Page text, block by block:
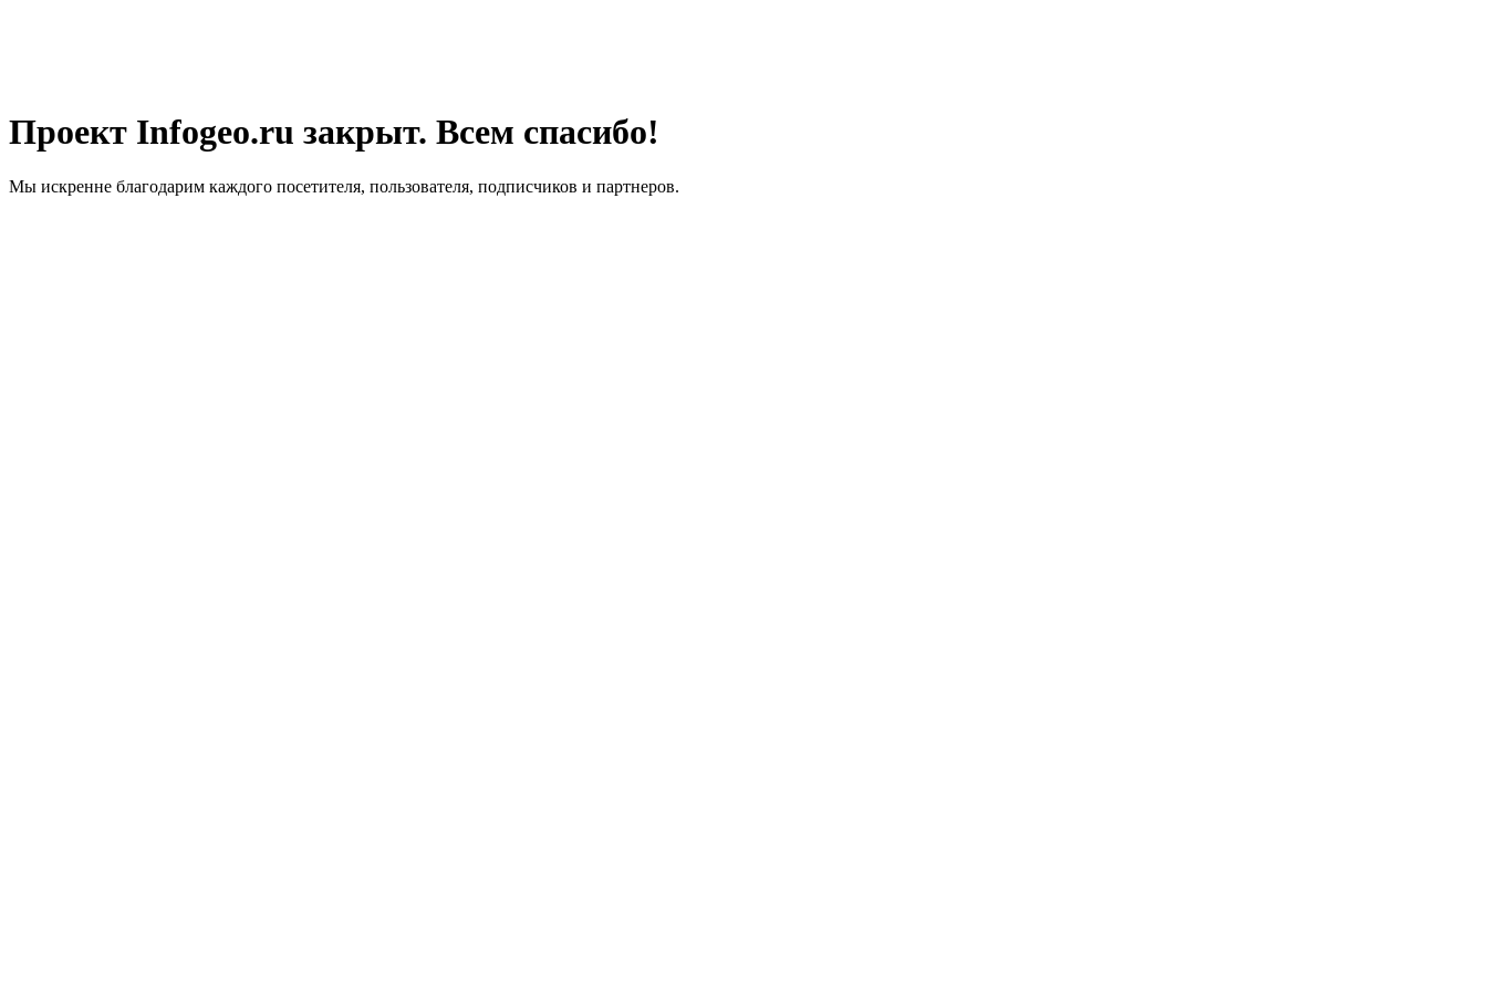
Проект Infogeo.ru закрыт. Всем спасибо!
Мы искренне благодарим каждого посетителя, пользователя, подписчиков и партнеров.